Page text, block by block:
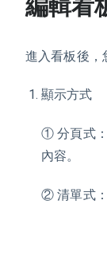
編輯看
進入看板後，
顯示方式
① 分頁式
內容。
② 清單式：